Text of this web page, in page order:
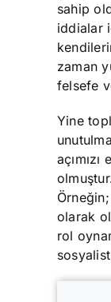
sahip
iddialar
zaman
felsefe
Yine
olarak
rol